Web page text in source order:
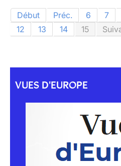
Début Préc. 6 7
12
13 14 15
VUES D'EUROPE